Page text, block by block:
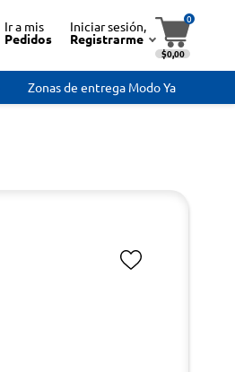
Ir a mis
Pedidos
Iniciar sesión,
Registrarme
0
$0,00
Zonas de entrega Modo Ya